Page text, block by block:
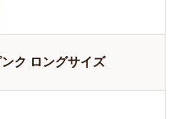
ク ロングサイズ